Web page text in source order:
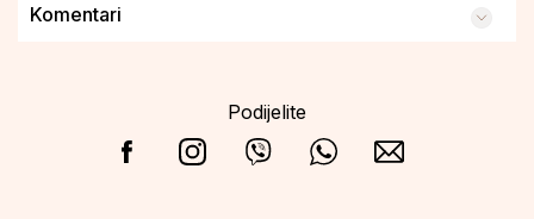
Komentari
Podijelite